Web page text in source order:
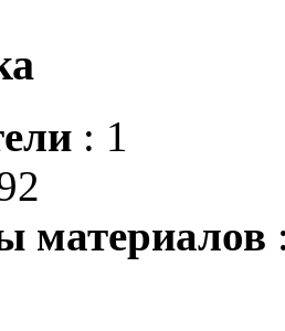
: 1
материалов